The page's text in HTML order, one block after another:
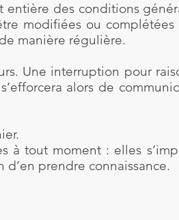
des conditions
modifiées ou
manière régulière.
Une interruption pour
alors de
tout moment : elles
d’en prendre connaissance.